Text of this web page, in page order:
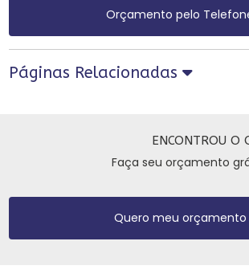
Orçamento pelo
Páginas Relacionadas
ENCONTROU O
Faça seu orçamento
Quero meu orçamento